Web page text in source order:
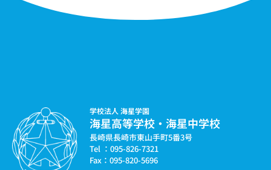
学校法人 海星学園
海星高等学校・海星中学校
長崎県長崎市東山手町5番3号
Tel ：095-826-7321
Fax：095-820-5696